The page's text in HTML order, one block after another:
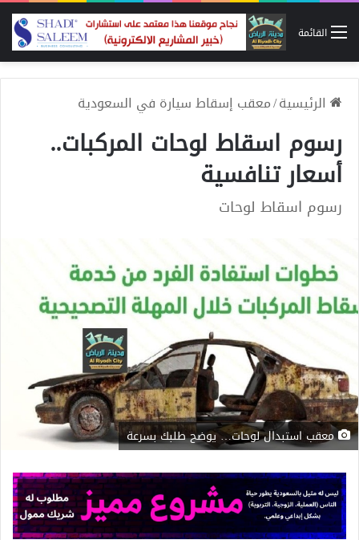
القائمة
الرئيسية/معقب إسقاط سيارة في السعودية
رسوم اسقاط لوحات المركبات..
أسعار تنافسية
رسوم اسقاط لوحات
معقب استبدال لوحات… يوضح طلبك بسرعة